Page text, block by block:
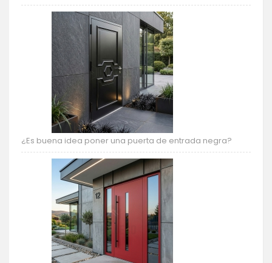
¿Es buena idea poner una puerta de entrada negra?